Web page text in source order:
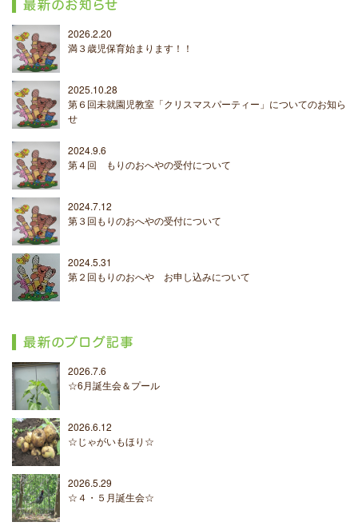
2026.2.20
満３歳児保育始まります！！
2025.10.28
第６回未就園児教室「クリスマスパーティー」についてのお知ら
せ
2024.9.6
第４回 もりのおへやの受付について
2024.7.12
第３回もりのおへやの受付について
2024.5.31
第２回もりのおへや お申し込みについて
2026.7.6
☆6月誕生会＆プール
2026.6.12
☆じゃがいもほり☆
2026.5.29
☆４・５月誕生会☆